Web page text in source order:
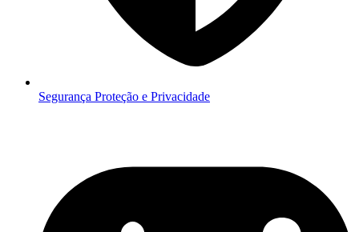
Segurança Proteção e Privacidade